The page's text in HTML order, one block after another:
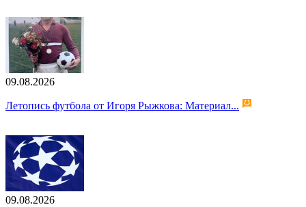
09.08.2026
Летопись футбола от Игоря Рыжкова: Материал...
09.08.2026